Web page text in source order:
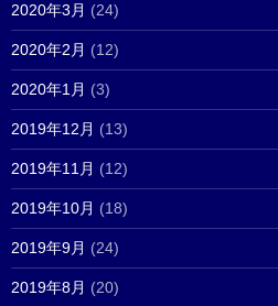
2020年3月 (24)
2020年2月 (12)
2020年1月 (3)
2019年12月 (13)
2019年11月 (12)
2019年10月 (18)
2019年9月 (24)
2019年8月 (20)